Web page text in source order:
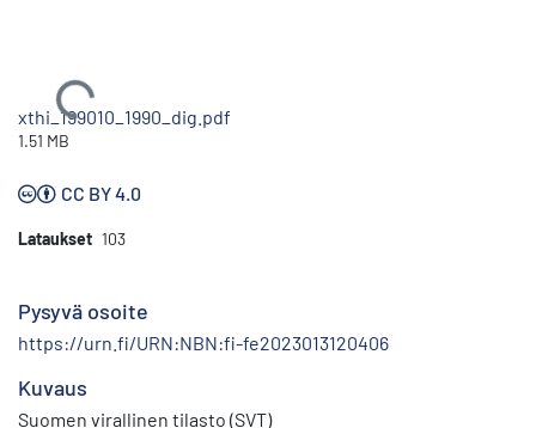
Ladataan...
xthi_199010_1990_dig.pdf
1.51 MB
CC BY 4.0
Lataukset 103
Pysyvä osoite
https://urn.fi/URN:NBN:fi-fe2023013120406
Kuvaus
Suomen virallinen tilasto (SVT)